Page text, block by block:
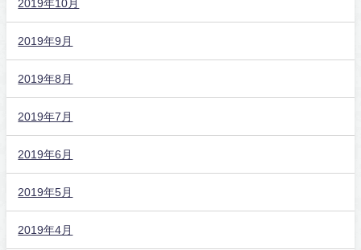
2019年10月
2019年9月
2019年8月
2019年7月
2019年6月
2019年5月
2019年4月